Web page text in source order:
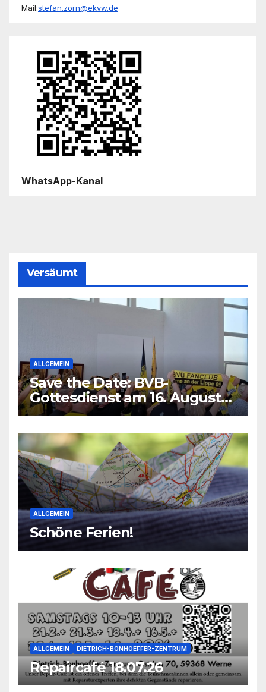
Mail:stefan.zorn@ekvw.de
WhatsApp-Kanal
Versäumt
ALLGEMEIN
Save the Date: BVB-
Gottesdienst am 16. August
2026
ALLGEMEIN
Schöne Ferien!
ALLGEMEIN DIETRICH-BONHOEFFER-ZENTRUM
Repaircafé 18.07.26